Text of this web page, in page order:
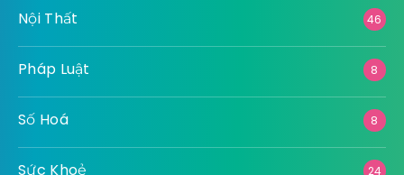
Nội Thất 46
Pháp Luật 8
Số Hoá 8
Sức Khoẻ 24